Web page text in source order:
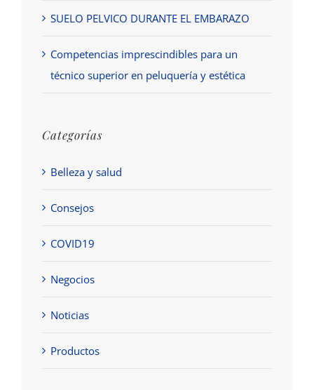
SUELO PELVICO DURANTE EL EMBARAZO
Competencias imprescindibles para un
técnico superior en peluquería y estética
Categorías
Belleza y salud
Consejos
COVID19
Negocios
Noticias
Productos